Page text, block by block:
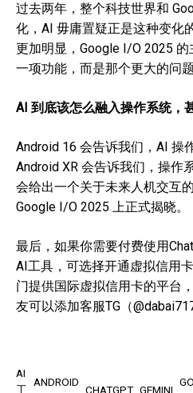
过去两年，整个科技世界和
化，AI 毋庸置疑正是这种变化
更加明显，Google I/O 2025
一项功能，而是那个更大的问题
AI 到底该怎么融入操作系统，
Android 16 会告诉我们，AI 操
Android XR 会告诉我们，操作
会给出一个关于未来人机交互
Google I/O 2025 上正式揭晓。
最后，如果你需要付费使用
AI工具，可选择开通虚拟信用卡
门提供国际虚拟信用卡的平台
友可以添加客服TG（
AI
工
ANDROID
CHATGPT GEMINI